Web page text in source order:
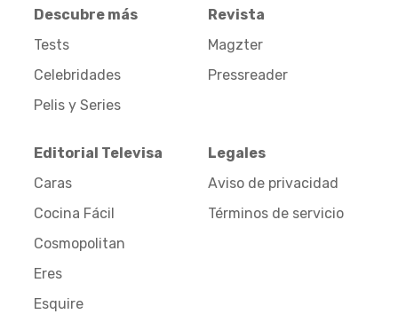
Descubre más
Tests
Celebridades
Pelis y Series
Revista
Magzter
Pressreader
Editorial Televisa
Caras
Cocina Fácil
Cosmopolitan
Eres
Esquire
Legales
Aviso de privacidad
Términos de servicio